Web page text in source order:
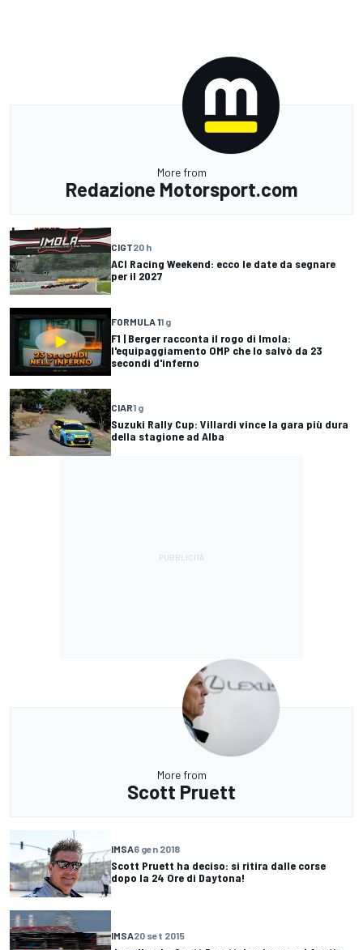
More from
Redazione Motorsport.com
CIGT20 h
ACI Racing Weekend: ecco le date da segnare
per il 2027
FORMULA 11 g
F1 | Berger racconta il rogo di Imola:
l'equipaggiamento OMP che lo salvò da 23
secondi d'inferno
CIAR1 g
Suzuki Rally Cup: Villardi vince la gara più dura
della stagione ad Alba
More from
Scott Pruett
IMSA6 gen 2018
Scott Pruett ha deciso: si ritira dalle corse
dopo la 24 Ore di Daytona!
IMSA20 set 2015